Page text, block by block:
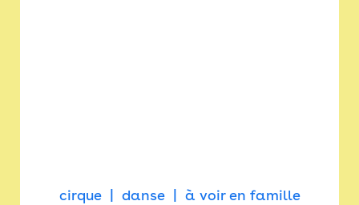
cirque danse à voir en famille